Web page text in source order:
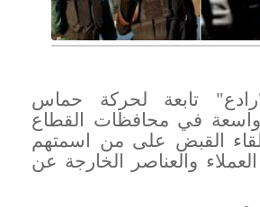
تابعة لحركة حماس
واسعة في محافظات القطاع
القبض على من اسمتهم
والعناصر الخارجة عن